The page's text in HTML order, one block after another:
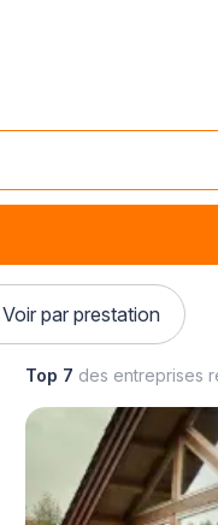
Voir par prestation
Top 7 des entreprises